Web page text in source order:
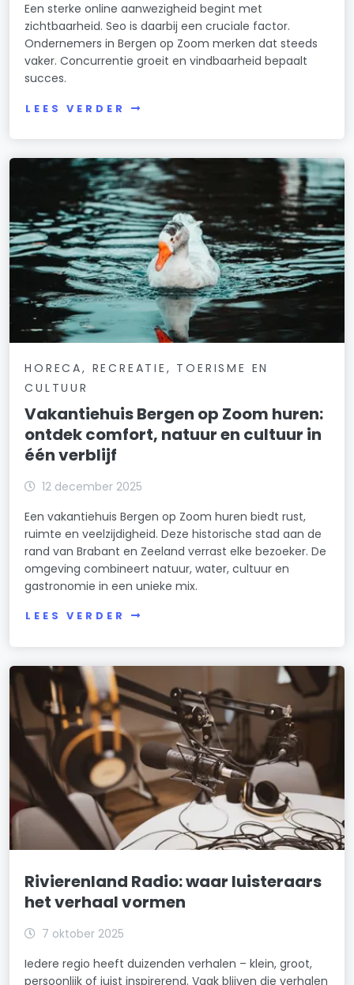
Een sterke online aanwezigheid begint met
zichtbaarheid. Seo is daarbij een cruciale factor.
Ondernemers in Bergen op Zoom merken dat steeds
vaker. Concurrentie groeit en vindbaarheid bepaalt
succes.
LEES VERDER
HORECA, RECREATIE, TOERISME EN
CULTUUR
Vakantiehuis Bergen op Zoom huren:
ontdek comfort, natuur en cultuur in
één verblijf
12 december 2025
Een vakantiehuis Bergen op Zoom huren biedt rust,
ruimte en veelzijdigheid. Deze historische stad aan de
rand van Brabant en Zeeland verrast elke bezoeker. De
omgeving combineert natuur, water, cultuur en
gastronomie in een unieke mix.
LEES VERDER
Rivierenland Radio: waar luisteraars
het verhaal vormen
7 oktober 2025
Iedere regio heeft duizenden verhalen – klein, groot,
persoonlijk of juist inspirerend. Vaak blijven die verhalen